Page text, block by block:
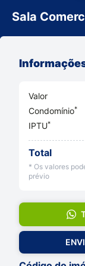
Sala
Valor
Condomínio*
IPTU*
Total
* Os valores
prévio